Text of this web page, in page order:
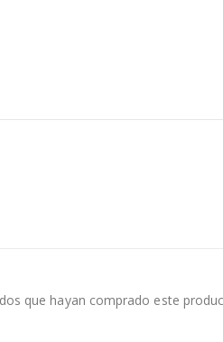
que hayan comprado este